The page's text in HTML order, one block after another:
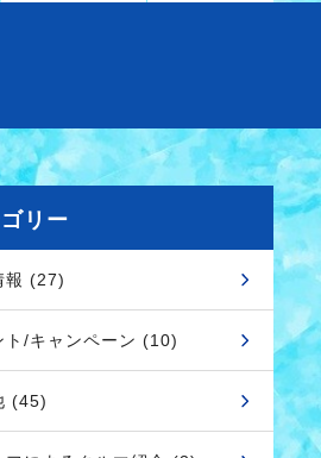
リー
報 (27)
ト/キャンペーン (10)
(45)